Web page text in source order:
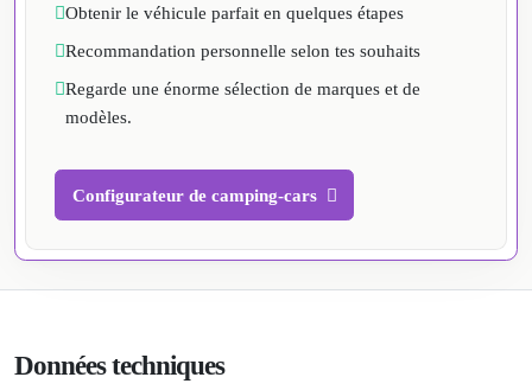
Obtenir le véhicule parfait en quelques étapes
Recommandation personnelle selon tes souhaits
Regarde une énorme sélection de marques et de
modèles.
Configurateur de camping-cars
Données techniques